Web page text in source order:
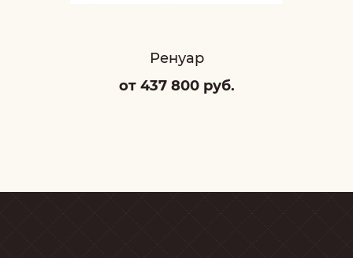
Ренуар
от 437 800 руб.